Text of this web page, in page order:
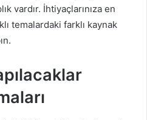
vardır. İhtiyaçlarınıza en
temalardaki farklı kaynak